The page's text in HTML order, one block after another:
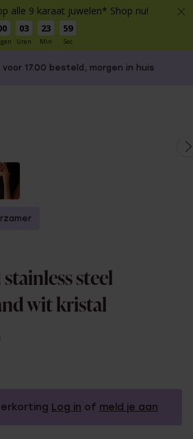
alle 9 karaat juwelen* Shop nu!
03
Uren
23
Min
58
Sec
17.00 besteld, morgen in huis
steel
wit kristal
Log in of meld je aan